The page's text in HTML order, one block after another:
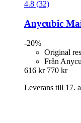
4.8 (32)
Anycubic
-20%
Original
Från
616 kr 770 kr
Leverans till 17.